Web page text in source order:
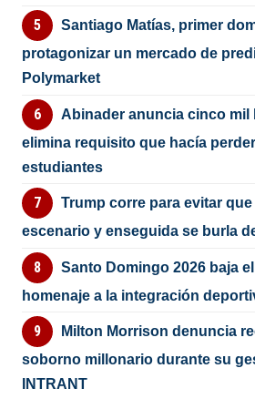
Santiago Matías, primer
protagonizar un mercado de
Polymarket
Abinader anuncia cinco mil
elimina requisito que hacía
estudiantes
Trump corre para evitar
escenario y enseguida se burla
Santo Domingo 2026 baja
homenaje a la integración
Milton Morrison denuncia
soborno millonario durante su
INTRANT